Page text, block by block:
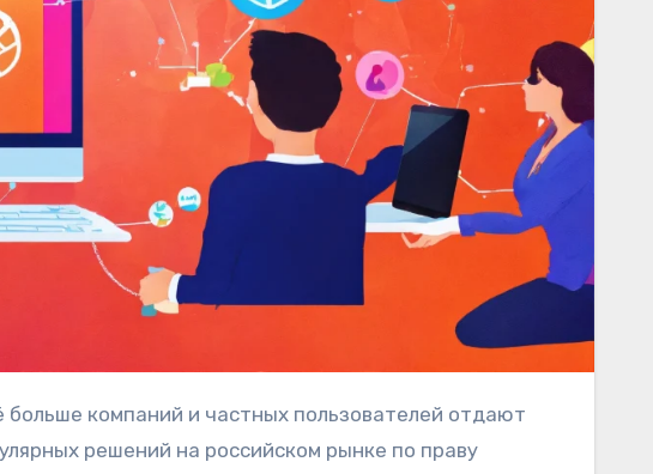
решений на российском рынке по праву